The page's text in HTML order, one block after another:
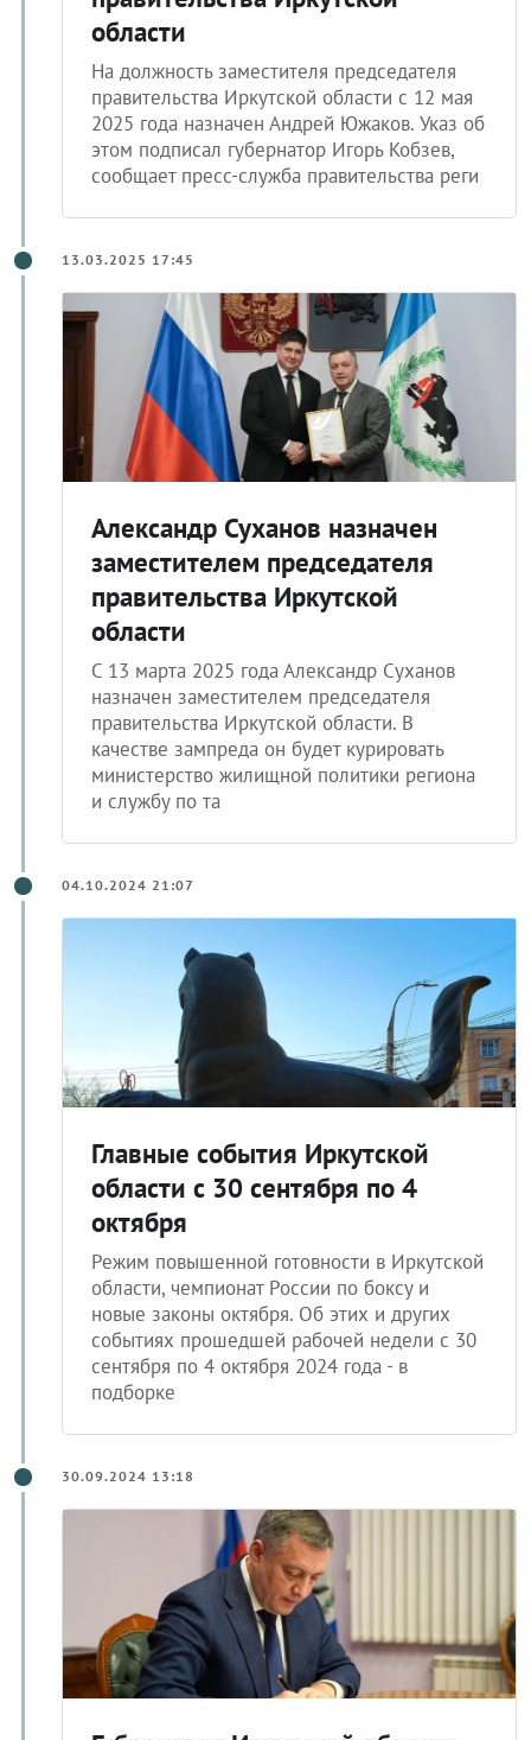
области
На должность заместителя председателя
правительства Иркутской области с 12 мая
2025 года назначен Андрей Южаков. Указ об
этом подписал губернатор Игорь Кобзев,
сообщает пресс-служба правительства реги
13.03.2025 17:45
Александр Суханов назначен
заместителем председателя
правительства Иркутской
области
С 13 марта 2025 года Александр Суханов
назначен заместителем председателя
правительства Иркутской области. В
качестве зампреда он будет курировать
министерство жилищной политики региона
и службу по та
04.10.2024 21:07
Главные события Иркутской
области с 30 сентября по 4
октября
Режим повышенной готовности в Иркутской
области, чемпионат России по боксу и
новые законы октября. Об этих и других
событиях прошедшей рабочей недели с 30
сентября по 4 октября 2024 года - в
подборке
30.09.2024 13:18